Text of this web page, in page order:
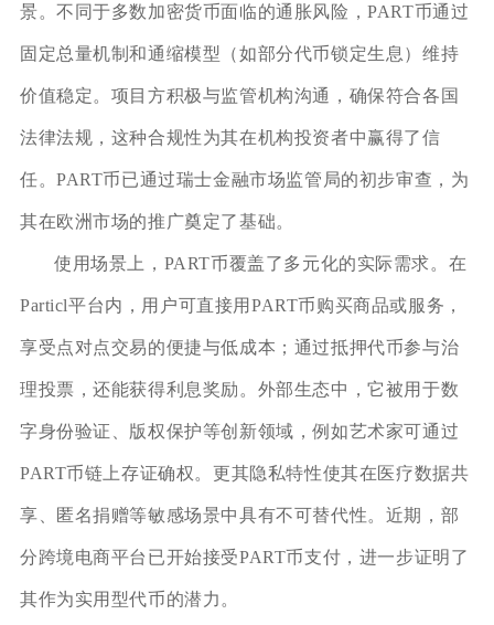
景。不同于多数加密货币面临的通胀风险，PART币通过
固定总量机制和通缩模型（如部分代币锁定生息）维持
价值稳定。项目方积极与监管机构沟通，确保符合各国
法律法规，这种合规性为其在机构投资者中赢得了信
任。PART币已通过瑞士金融市场监管局的初步审查，为
其在欧洲市场的推广奠定了基础。
使用场景上，PART币覆盖了多元化的实际需求。在
Particl平台内，用户可直接用PART币购买商品或服务，
享受点对点交易的便捷与低成本；通过抵押代币参与治
理投票，还能获得利息奖励。外部生态中，它被用于数
字身份验证、版权保护等创新领域，例如艺术家可通过
PART币链上存证确权。更其隐私特性使其在医疗数据共
享、匿名捐赠等敏感场景中具有不可替代性。近期，部
分跨境电商平台已开始接受PART币支付，进一步证明了
其作为实用型代币的潜力。